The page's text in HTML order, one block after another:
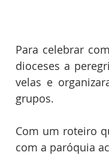
Para celebrar
dioceses a
velas e
grupos.
Com um roteiro
com a paróquia